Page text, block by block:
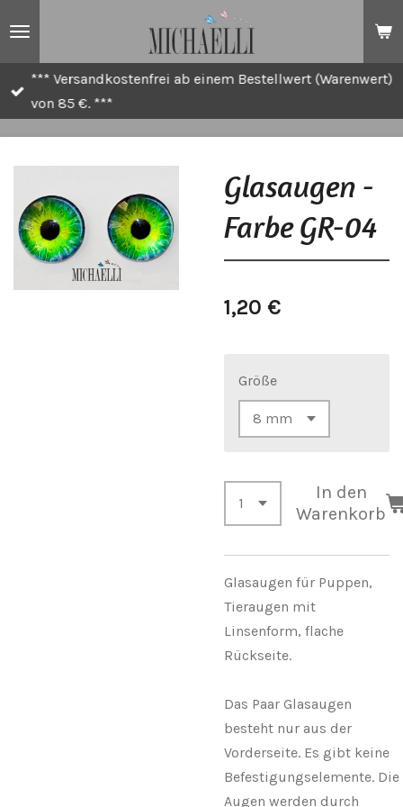
*** Versandkostenfrei ab einem Bestellwert (Warenwert)
von 85 €. ***
Glasaugen -
Farbe GR-04
1,20 €
Größe
In den
Warenkorb
Glasaugen für Puppen,
Tieraugen mit
Linsenform, flache
Rückseite.
Das Paar Glasaugen
besteht nur aus der
Vorderseite. Es gibt keine
Befestigungselemente. Die
Augen werden durch